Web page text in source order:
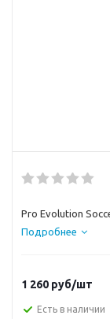
Pro Evolution
Подробнее
1 260 руб/шт
Есть в наличии